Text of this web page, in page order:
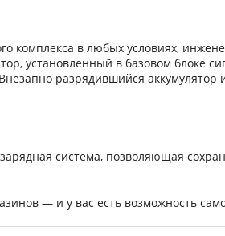
комплекса в любых условиях,
установленный в базовом блоке
разрядившийся
система, позволяющая
— и у вас есть возможность